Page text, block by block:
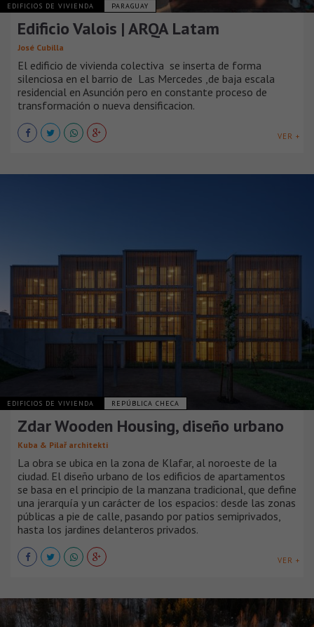
EDIFICIOS DE VIVIENDA PARAGUAY
Edificio Valois | ARQA Latam
José Cubilla
El edificio de vivienda colectiva se inserta de forma
silenciosa en el barrio de Las Mercedes ,de baja escala
residencial en Asunción pero en constante proceso de
transformación o nueva densificacion.
VER +
EDIFICIOS DE VIVIENDA REPÚBLICA CHECA
Zdar Wooden Housing, diseño urbano
Kuba & Pilař architekti
La obra se ubica en la zona de Klafar, al noroeste de la
ciudad. El diseño urbano de los edificios de apartamentos
se basa en el principio de la manzana tradicional, que define
una jerarquía y un carácter de los espacios: desde las zonas
públicas a pie de calle, pasando por patios semiprivados,
hasta los jardines delanteros privados.
VER +